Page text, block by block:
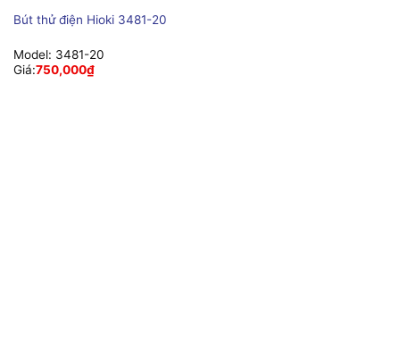
Bút thử điện Hioki 3481-20
Model: 3481-20
Giá:750,000₫